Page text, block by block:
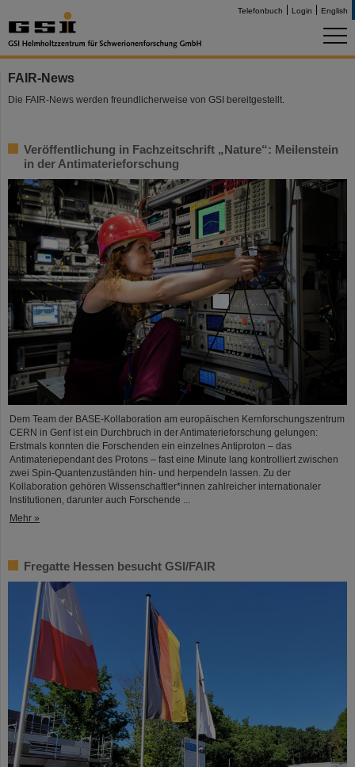
Telefonbuch Login English
FAIR-News
Die FAIR-News werden freundlicherweise von GSI bereitgestellt.
Veröffentlichung in Fachzeitschrift „Nature“: Meilenstein
in der Antimaterieforschung
Dem Team der BASE-Kollaboration am europäischen Kernforschungszentrum
CERN in Genf ist ein Durchbruch in der Antimaterieforschung gelungen:
Erstmals konnten die Forschenden ein einzelnes Antiproton – das
Antimateriependant des Protons – fast eine Minute lang kontrolliert zwischen
zwei Spin-Quantenzuständen hin- und herpendeln lassen. Zu der
Kollaboration gehören Wissenschaftler*innen zahlreicher internationaler
Institutionen, darunter auch Forschende ...
Mehr »
Fregatte Hessen besucht GSI/FAIR